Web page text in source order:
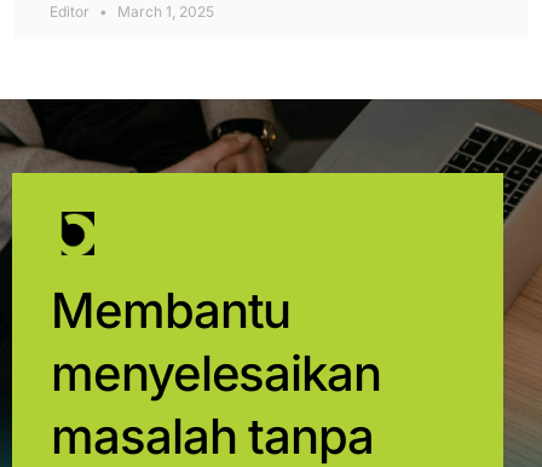
Editor March 1, 2025
Membantu
menyelesaikan
masalah tanpa